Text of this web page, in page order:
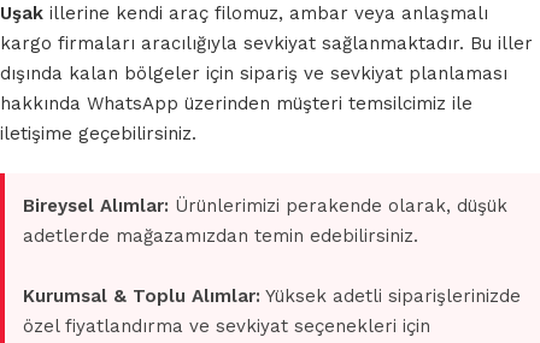
Uşak illerine kendi araç filomuz, ambar veya anlaşmalı
kargo firmaları aracılığıyla sevkiyat sağlanmaktadır. Bu iller
dışında kalan bölgeler için sipariş ve sevkiyat planlaması
hakkında WhatsApp üzerinden müşteri temsilcimiz ile
iletişime geçebilirsiniz.
Bireysel Alımlar: Ürünlerimizi perakende olarak, düşük
adetlerde mağazamızdan temin edebilirsiniz.
Kurumsal & Toplu Alımlar: Yüksek adetli siparişlerinizde
özel fiyatlandırma ve sevkiyat seçenekleri için